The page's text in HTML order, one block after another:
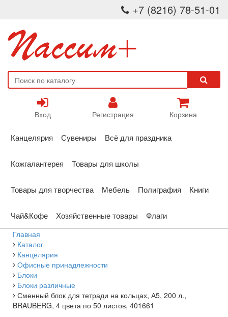
+7 (8216) 78-51-01
Вход Регистрация Корзина
Канцелярия Сувениры Всё для праздника
Кожгалантерея Товары для школы
Товары для творчества Мебель Полиграфия Книги
Чай&Кофе Хозяйственные товары Флаги
Главная
Каталог
Канцелярия
Офисные принадлежности
Блоки
Блоки различные
Сменный блок для тетради на кольцах, А5, 200 л.,
BRAUBERG, 4 цвета по 50 листов, 401661